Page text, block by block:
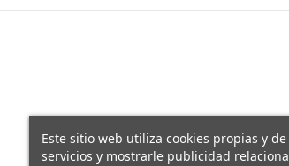
Este sitio web utiliza cookies propias y
servicios y mostrarle publicidad